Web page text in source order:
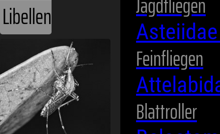
Libellen
Feinfliegen
Blattroller